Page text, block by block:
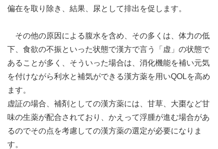
偏在を取り除き、結果、尿として排出を促します。
その他の原因による腹水を含め、その多くは、体力の低
下、食欲の不振といった状態で漢方で言う「虚」の状態で
あることが多く、そういった場合は、消化機能を補い元気
を付けながら利水と補気ができる漢方薬を用いQOLを高め
ます。
虚証の場合、補剤としての漢方薬には、甘草、大棗など甘
味の生薬が配合されており、かえって浮腫が進む場合があ
るのでその点を考慮しての漢方薬の選定が必要になりま
す。